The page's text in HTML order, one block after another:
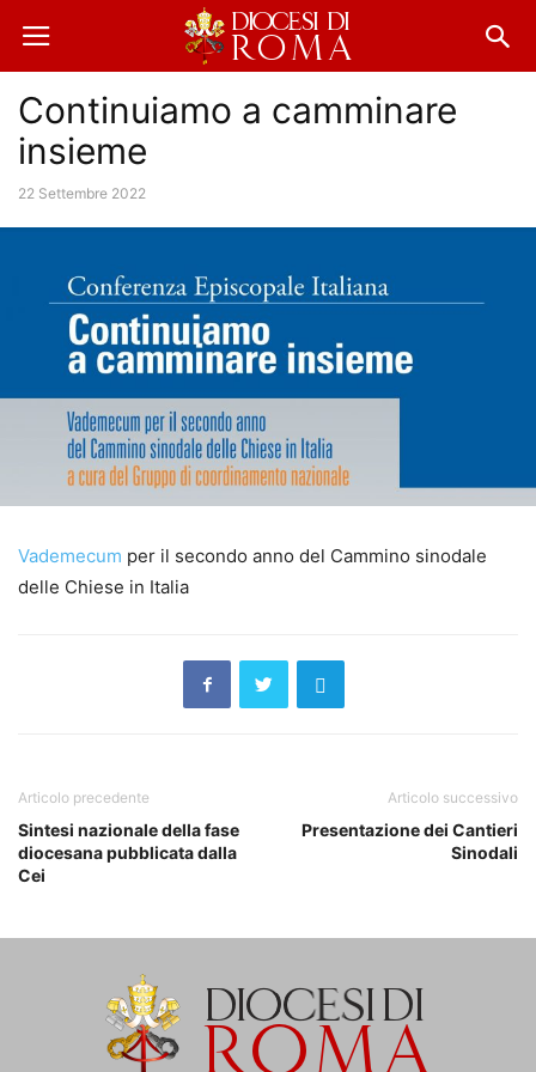
Continuiamo a camminare
insieme
22 Settembre 2022
Vademecum per il secondo anno del Cammino sinodale
delle Chiese in Italia
Articolo precedente
Sintesi nazionale della fase
diocesana pubblicata dalla
Cei
Articolo successivo
Presentazione dei Cantieri
Sinodali